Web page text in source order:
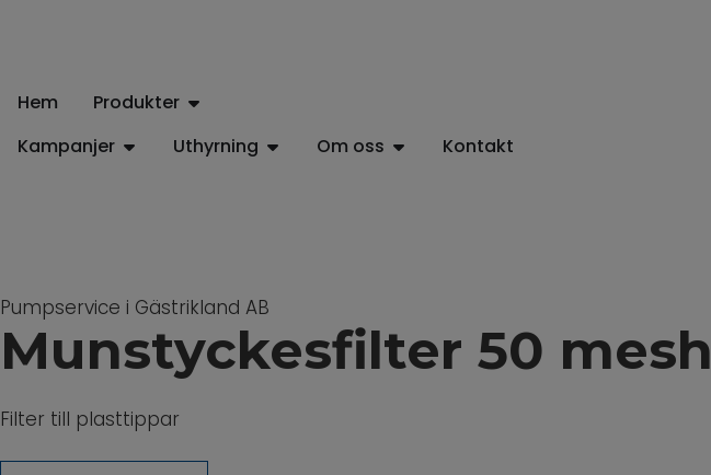
Hem
Produkter
Kampanjer
Uthyrning Om oss Kontakt
Pumpservice i Gästrikland AB
Munstyckesfilter 50 mesh
Filter till plasttippar